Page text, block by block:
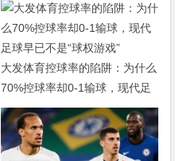
大发体育控球率的陷阱：为什么
70%控球率却0-1输球，现代足
球早已不是“球权游戏”